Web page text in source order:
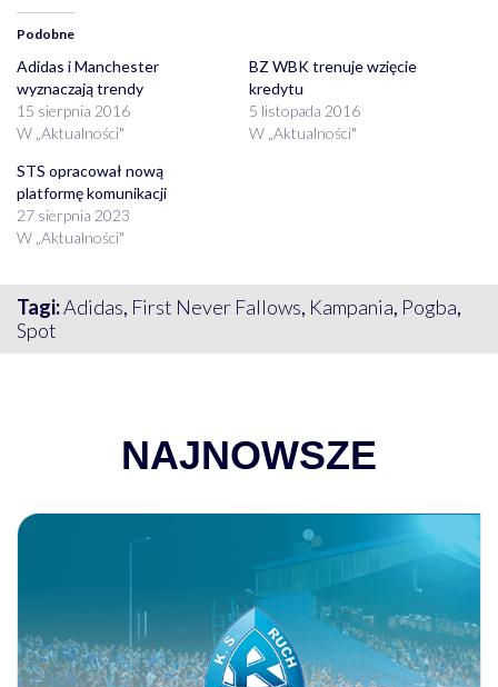
Podobne
Adidas i Manchester
wyznaczają trendy
15 sierpnia 2016
W „Aktualności"
BZ WBK trenuje wzięcie
kredytu
5 listopada 2016
W „Aktualności"
STS opracował nową
platformę komunikacji
27 sierpnia 2023
W „Aktualności"
Tagi:Adidas, First Never Fallows, Kampania, Pogba,
Spot
NAJNOWSZE